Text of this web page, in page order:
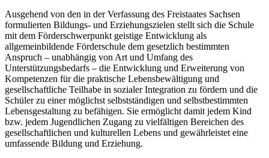
Ausgehend von den in der Verfassung des Freistaates Sachsen
formulierten Bildungs- und Erziehungszielen stellt sich die Schule
mit dem Förderschwerpunkt geistige Entwicklung als
allgemeinbildende Förderschule dem gesetzlich bestimmten
Anspruch – unabhängig von Art und Umfang des
Unterstützungsbedarfs – die Entwicklung und Erweiterung von
Kompetenzen für die praktische Lebensbewältigung und
gesellschaftliche Teilhabe in sozialer Integration zu fördern und die
Schüler zu einer möglichst selbstständigen und selbstbestimmten
Lebensgestaltung zu befähigen. Sie ermöglicht damit jedem Kind
bzw. jedem Jugendlichen Zugang zu vielfältigen Bereichen des
gesellschaftlichen und kulturellen Lebens und gewährleistet eine
umfassende Bildung und Erziehung.